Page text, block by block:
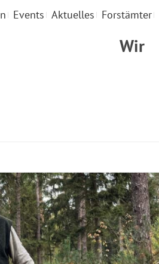
Events Aktuelles Forstämter
Wir